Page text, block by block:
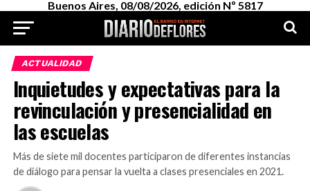
Buenos Aires, 08/08/2026, edición Nº 5817
ACTUALIDAD
Inquietudes y expectativas para la
revinculación y presencialidad en
las escuelas
Más de siete mil docentes participaron de diferentes instancias
de diálogo para pensar la vuelta a clases presenciales en 2021.